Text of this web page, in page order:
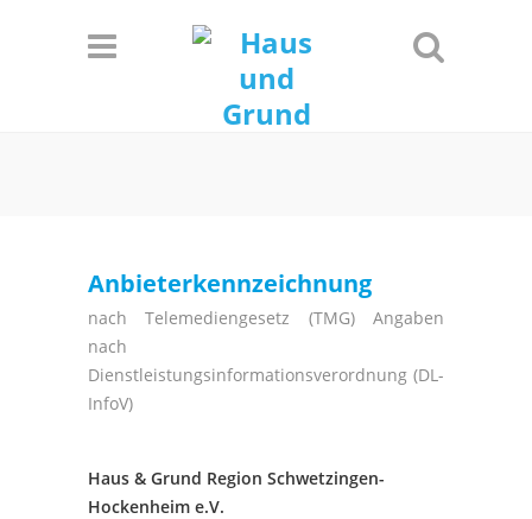
Anbieterkennzeichnung
nach Telemediengesetz (TMG) Angaben
nach
Dienstleistungsinformationsverordnung (DL-
InfoV)
Haus & Grund Region Schwetzingen-
Hockenheim e.V.
Einverstanden!